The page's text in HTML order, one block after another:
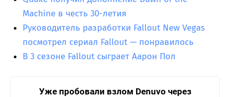
Machine в честь 30-летия
Руководитель разработки Fallout New Vegas
посмотрел сериал Fallout — понравилось
В 3 сезоне Fallout сыграет Аарон Пол
Уже пробовали взлом Denuvo через